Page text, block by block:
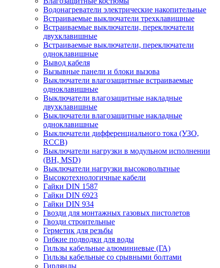
Водонагреватели электрические накопительные
Встраиваемые выключатели трехклавишные
Встраиваемые выключатели, переключатели
двухклавишные
Встраиваемые выключатели, переключатели
одноклавишные
Вывод кабеля
Вызывные панели и блоки вызова
Выключатели влагозащитные встраиваемые
одноклавишные
Выключатели влагозащитные накладные
двухклавишные
Выключатели влагозащитные накладные
одноклавишные
Выключатели дифференциального тока (УЗО,
RCCB)
Выключатели нагрузки в модульном исполнении
(ВН, MSD)
Выключатели нагрузки высоковольтные
Высокотехнологичные кабели
Гайки DIN 1587
Гайки DIN 6923
Гайки DIN 934
Гвозди для монтажных газовых пистолетов
Гвозди строительные
Герметик для резьбы
Гибкие подводки для воды
Гильзы кабельные алюминиевые (ГА)
Гильзы кабельные со срывными болтами
Гирлянды